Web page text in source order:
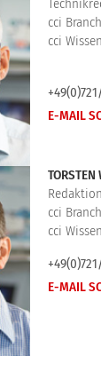
cci
cci
E-MAIL
TORSTEN
cci
cci
E-MAIL